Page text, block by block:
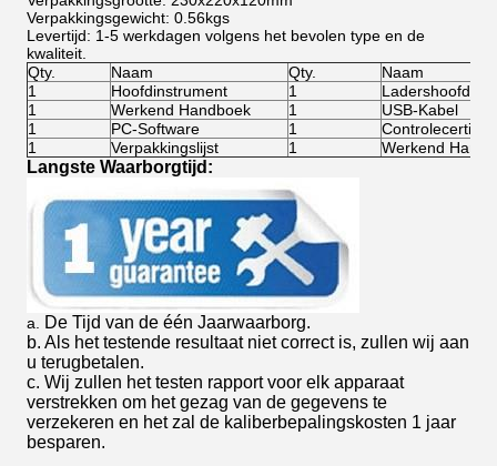
Verpakkingsgewicht: 0.56kgs
Levertijd: 1-5 werkdagen volgens het bevolen type en de
kwaliteit.
Qty.
Naam Qty.
Naam
1
Hoofdinstrument 1
Ladershoofd
1
Werkend Handboek 1
USB-Kabel
1
PC-Software 1
1
Verpakkingslijst 1 Werkend
Langste Waarborgtijd:
a. De Tijd van de één Jaarwaarborg.
b. Als het testende resultaat niet correct is, zullen wij aan
u terugbetalen.
c. Wij zullen het testen rapport voor elk apparaat
verstrekken om het gezag van de gegevens te
verzekeren en het zal de kaliberbepalingskosten 1 jaar
besparen.